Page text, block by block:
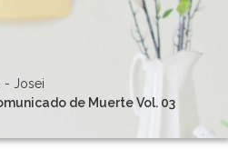
- Josei
de Muerte Vol. 03